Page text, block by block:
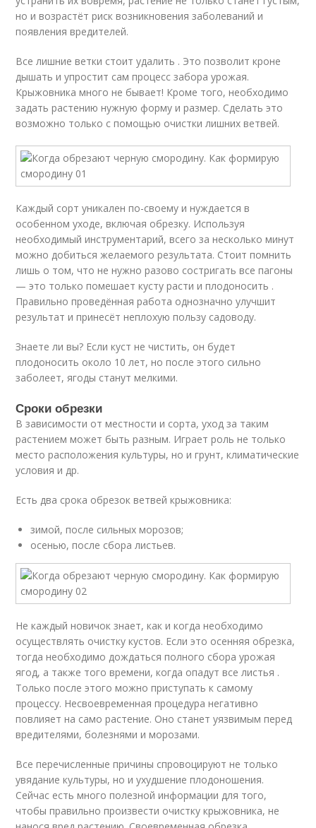
но и возрастёт риск возникновения заболеваний и
появления вредителей.
Все лишние ветки стоит удалить . Это позволит кроне
дышать и упростит сам процесс забора урожая.
Крыжовника много не бывает! Кроме того, необходимо
задать растению нужную форму и размер. Сделать это
возможно только с помощью очистки лишних ветвей.
Каждый сорт уникален по-своему и нуждается в
особенном уходе, включая обрезку. Используя
необходимый инструментарий, всего за несколько минут
можно добиться желаемого результата. Стоит помнить
лишь о том, что не нужно разово состригать все пагоны
— это только помешает кусту расти и плодоносить .
Правильно проведённая работа однозначно улучшит
результат и принесёт неплохую пользу садоводу.
Знаете ли вы? Если куст не чистить, он будет
плодоносить около 10 лет, но после этого сильно
заболеет, ягоды станут мелкими.
Сроки обрезки
В зависимости от местности и сорта, уход за таким
растением может быть разным. Играет роль не только
место расположения культуры, но и грунт, климатические
условия и др.
Есть два срока обрезок ветвей крыжовника:
зимой, после сильных морозов;
осенью, после сбора листьев.
Не каждый новичок знает, как и когда необходимо
осуществлять очистку кустов. Если это осенняя обрезка,
тогда необходимо дождаться полного сбора урожая
ягод, а также того времени, когда опадут все листья .
Только после этого можно приступать к самому
процессу. Несвоевременная процедура негативно
повлияет на само растение. Оно станет уязвимым перед
вредителями, болезнями и морозами.
Все перечисленные причины спровоцируют не только
увядание культуры, но и ухудшение плодоношения.
Сейчас есть много полезной информации для того,
чтобы правильно произвести очистку крыжовника, не